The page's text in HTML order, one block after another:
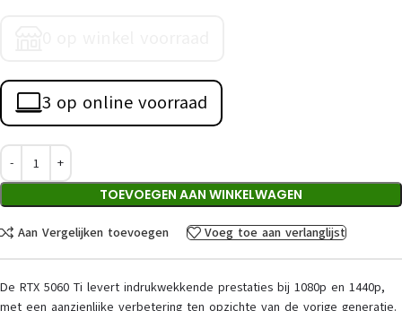
3 op online voorraad
TOEVOEGEN AAN WINKELWAGEN
Aan Vergelijken toevoegen Voeg toe aan verlanglijst
De RTX 5060 Ti levert indrukwekkende prestaties bij 1080p en 1440p,
met een aanzienlijke verbetering ten opzichte van de vorige generatie.